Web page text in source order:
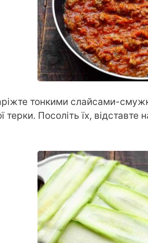
тонкими слайсами-
терки. Посоліть їх,